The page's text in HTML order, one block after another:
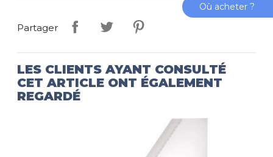
Partager
LES CLIENTS AYANT CONSULTÉ
CET ARTICLE ONT ÉGALEMENT
REGARDÉ
Où acheter ?